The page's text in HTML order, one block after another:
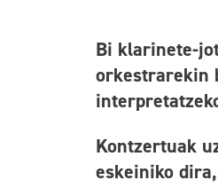
Bi klarinete-
orkestrarekin
Kontzertuak
eskeiniko